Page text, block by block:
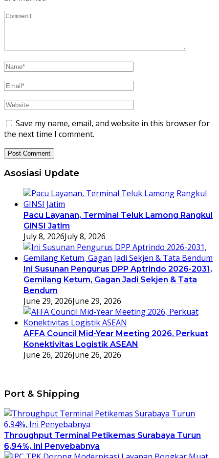
Save my name, email, and website in this browser for
the next time I comment.
Asosiasi Update
Pacu Layanan, Terminal Teluk Lamong Rangkul
GINSI Jatim
July 8, 2026July 8, 2026
Ini Susunan Pengurus DPP Aptrindo 2026-2031,
Gemilang Ketum, Gagan Jadi Sekjen & Tata
Bendum
June 29, 2026June 29, 2026
AFFA Council Mid-Year Meeting 2026, Perkuat
Konektivitas Logistik ASEAN
June 26, 2026June 26, 2026
Port & Shipping
Throughput Terminal Petikemas Surabaya Turun
6,94%, Ini Penyebabnya